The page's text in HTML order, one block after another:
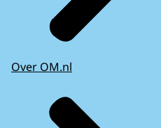
Over OM.nl